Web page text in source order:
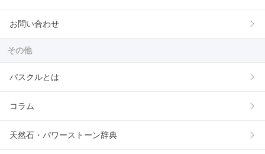
お問い合わせ
その他
パスクルとは
コラム
天然石・パワーストーン辞典